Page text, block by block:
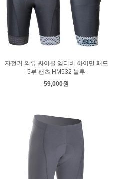
자전거 의류 싸이클 엠티비 하이만 패드
5부 팬츠 HM532 블루
59,000원